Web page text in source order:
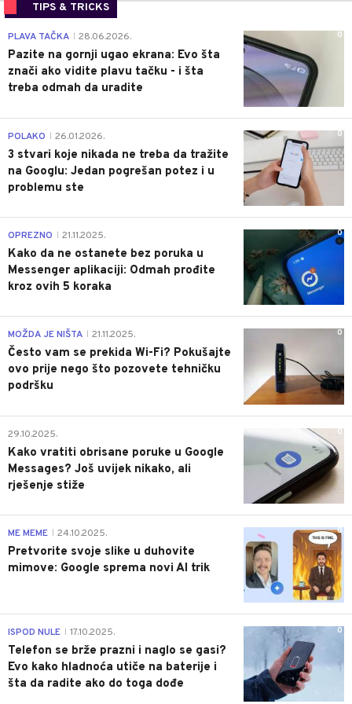
TIPS & TRICKS
0
PLAVA TAČKA 28.06.2026.
Pazite na gornji ugao ekrana: Evo šta
znači ako vidite plavu tačku - i šta
treba odmah da uradite
0
POLAKO 26.01.2026.
3 stvari koje nikada ne treba da tražite
na Googlu: Jedan pogrešan potez i u
problemu ste
0
OPREZNO 21.11.2025.
Kako da ne ostanete bez poruka u
Messenger aplikaciji: Odmah prođite
kroz ovih 5 koraka
0
MOŽDA JE NIŠTA 21.11.2025.
Često vam se prekida Wi-Fi? Pokušajte
ovo prije nego što pozovete tehničku
podršku
0
29.10.2025.
Kako vratiti obrisane poruke u Google
Messages? Još uvijek nikako, ali
rješenje stiže
0
ME MEME 24.10.2025.
Pretvorite svoje slike u duhovite
mimove: Google sprema novi AI trik
0
ISPOD NULE 17.10.2025.
Telefon se brže prazni i naglo se gasi?
Evo kako hladnoća utiče na baterije i
šta da radite ako do toga dođe